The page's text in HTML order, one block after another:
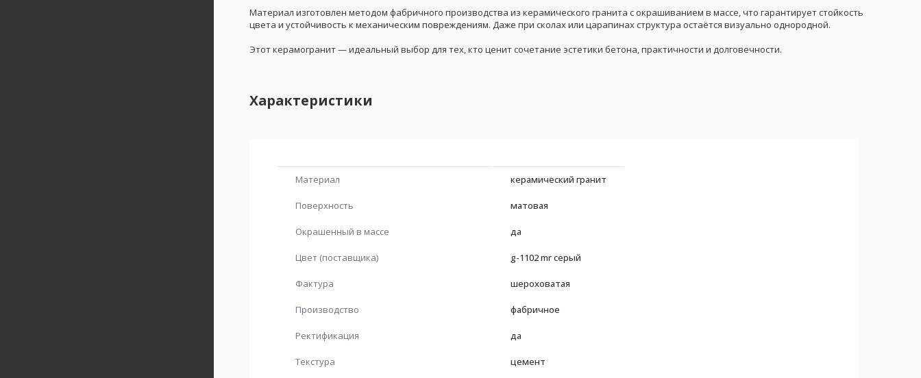
Материал изготовлен методом фабричного производства из керамического гранита с окрашиванием в массе, что гарантирует стойкость
цвета и устойчивость к механическим повреждениям. Даже при сколах или царапинах структура остаётся визуально однородной.
Этот керамогранит — идеальный выбор для тех, кто ценит сочетание эстетики бетона, практичности и долговечности.
Характеристики
Материал керамический гранит
Поверхность матовая
Окрашенный в массе да
Цвет (поставщика) g-1102 mr серый
Фактура шероховатая
Производство фабричное
Ректификация да
Текстура цемент